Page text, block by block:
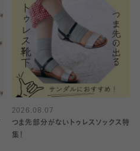
2026.08.07
つま先部分がないトゥレスソックス特
集！